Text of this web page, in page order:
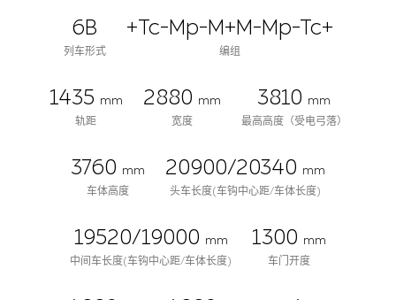
6B
列车形式
+Tc-Mp-M+M-Mp-Tc+
编组
1435 mm
轨距
2880 mm
宽度
3810 mm
最高高度（受电弓落）
3760 mm
车体高度
20900/20340 mm
头车长度(车钩中心距/车体长度)
19520/19000 mm
中间车长度(车钩中心距/车体长度)
1300 mm
车门开度